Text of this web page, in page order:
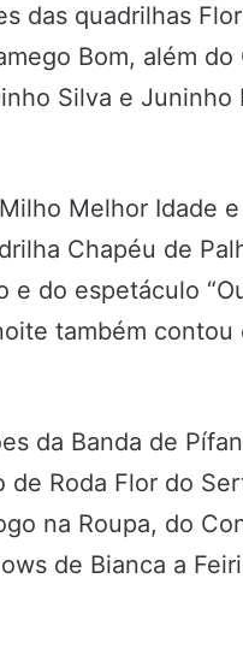
das quadrilhas
Bom, além do
Silva e Juninho
Melhor Idade e
Chapéu de
e do espetáculo
também contou
da Banda de
de Roda Flor do
na Roupa, do
de Bianca a